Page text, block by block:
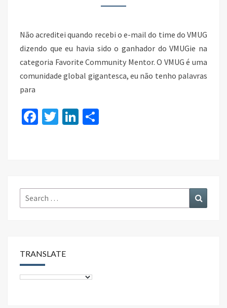
2020
Não acreditei quando recebi o e-mail do time do VMUG
dizendo que eu havia sido o ganhador do VMUGie na
categoria Favorite Community Mentor. O VMUG é uma
comunidade global gigantesca, eu não tenho palavras
para
Fa
k
T
Li
Search
for:
TRANSLATE